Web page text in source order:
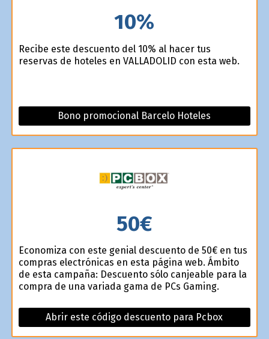
10%
Recibe este descuento del 10% al hacer tus
reservas de hoteles en VALLADOLID con esta web.
Bono promocional Barcelo Hoteles
50€
Economiza con este genial descuento de 50€ en tus
compras electrónicas en esta página web. Ámbito
de esta campaña: Descuento sólo canjeable para la
compra de una variada gama de PCs Gaming.
Abrir este código descuento para Pcbox